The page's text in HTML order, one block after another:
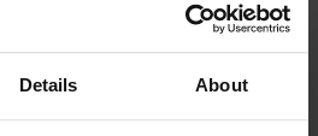
Details About
173 cm lang en draagt ​​maat S.